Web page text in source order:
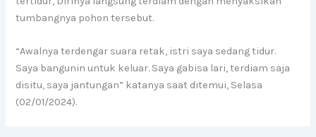
tumbangnya pohon tersebut.
“Awalnya terdengar suara retak, istri saya sedang tidur.
Saya bangunin untuk keluar. Saya gabisa lari, terdiam saja
disitu, saya jantungan” katanya saat ditemui, Selasa
(02/01/2024).